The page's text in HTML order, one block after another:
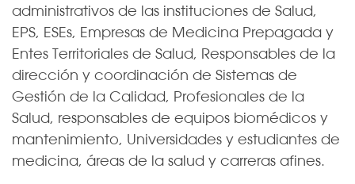
administrativos de las instituciones de Salud,
EPS, ESEs, Empresas de Medicina Prepagada y
Entes Territoriales de Salud, Responsables de la
dirección y coordinación de Sistemas de
Gestión de la Calidad, Profesionales de la
Salud, responsables de equipos biomédicos y
mantenimiento, Universidades y estudiantes de
medicina, áreas de la salud y carreras afines.